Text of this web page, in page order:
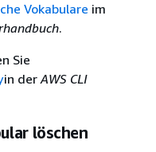
Vokabulare im
.
Sie
in derAWS CLI
löschen